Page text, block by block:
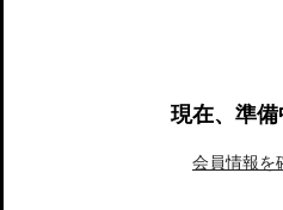
現在、準備
会員情報を